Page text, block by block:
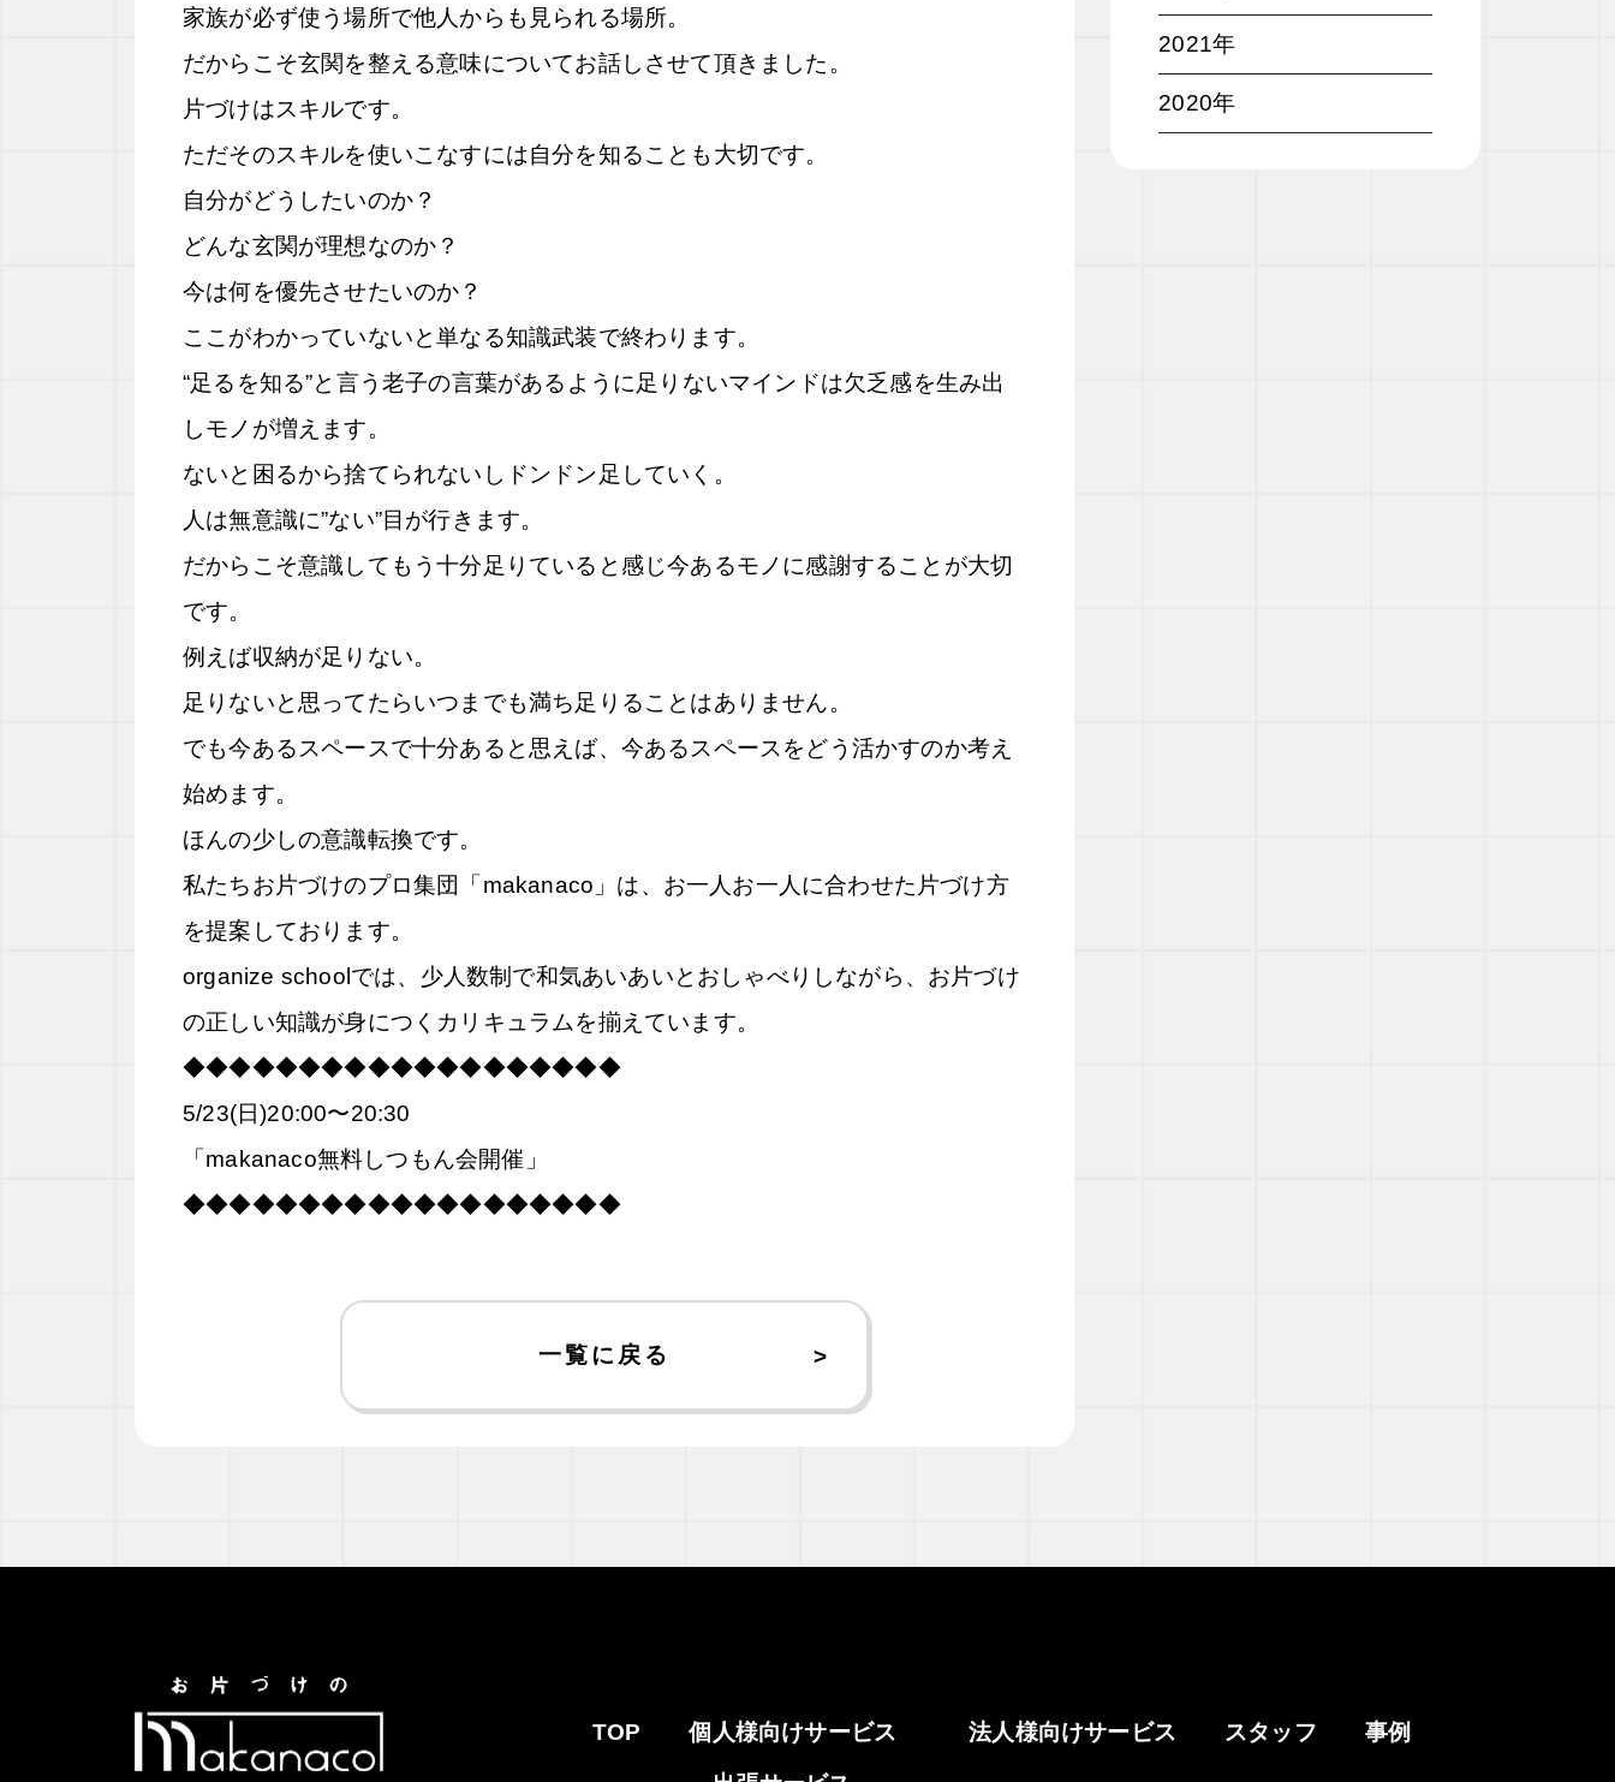
家族が必ず使う場所で他人からも見られる場所。
だからこそ玄関を整える意味についてお話しさせて頂きました。
片づけはスキルです。
ただそのスキルを使いこなすには自分を知ることも大切です。
自分がどうしたいのか？
どんな玄関が理想なのか？
今は何を優先させたいのか？
ここがわかっていないと単なる知識武装で終わります。
“足るを知る”と言う老子の言葉があるように足りないマインドは欠乏感を生み出
しモノが増えます。
ないと困るから捨てられないしドンドン足していく。
人は無意識に”ない”目が行きます。
だからこそ意識してもう十分足りていると感じ今あるモノに感謝することが大切
です。
例えば収納が足りない。
足りないと思ってたらいつまでも満ち足りることはありません。
でも今あるスペースで十分あると思えば、今あるスペースをどう活かすのか考え
始めます。
ほんの少しの意識転換です。
私たちお片づけのプロ集団「makanaco」は、お一人お一人に合わせた片づけ方
を提案しております。
organize schoolでは、少人数制で和気あいあいとおしゃべりしながら、お片づけ
の正しい知識が身につくカリキュラムを揃えています。
◆◆◆◆◆◆◆◆◆◆◆◆◆◆◆◆◆◆◆
5/23(日)20:00〜20:30
「makanaco無料しつもん会開催」
◆◆◆◆◆◆◆◆◆◆◆◆◆◆◆◆◆◆◆
一覧に戻る
2021年
2020年
TOP 個人様向けサービス 法人様向けサービス スタッフ 事例